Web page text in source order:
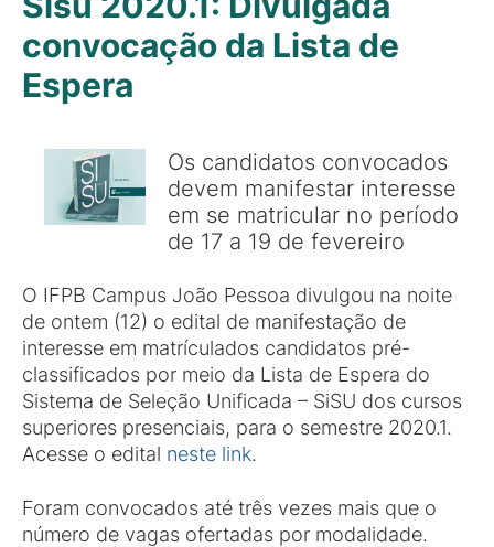
convocação da Lista de
Espera
Os candidatos convocados
devem manifestar interesse
em se matricular no período
de 17 a 19 de fevereiro
O IFPB Campus João Pessoa divulgou na noite
de ontem (12) o edital de manifestação de
interesse em matrículados candidatos pré-
classificados por meio da Lista de Espera do
Sistema de Seleção Unificada – SiSU dos cursos
superiores presenciais, para o semestre 2020.1.
Acesse o edital neste link.
Foram convocados até três vezes mais que o
número de vagas ofertadas por modalidade.